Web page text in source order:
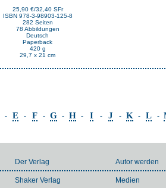
25,90 €/32,40 SFr
ISBN 978-3-98903-125-8
282 Seiten
78 Abbildungen
Deutsch
Paperback
420 g
29,7 x 21 cm
- E - F - G - H - I - J - K - L -
Der Verlag Autor werden
Shaker Verlag
Medien